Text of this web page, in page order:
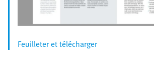
Feuilleter et télécharger